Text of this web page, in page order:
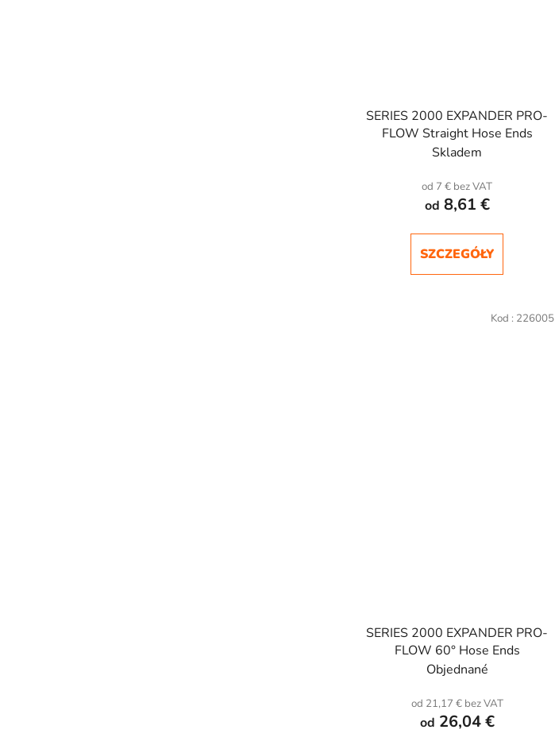
SERIES 2000 EXPANDER PRO-
FLOW Straight Hose Ends
Skladem
od 7 € bez VAT
od 8,61 €
SZCZEGÓŁY
SERIES 2000 EXPANDER PRO-
FLOW 60° Hose Ends
Objednané
od 21,17 € bez VAT
od 26,04 €
Kod : 226005